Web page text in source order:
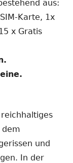
aus:
Karte, 1x
x Gratis
dem
und
In der